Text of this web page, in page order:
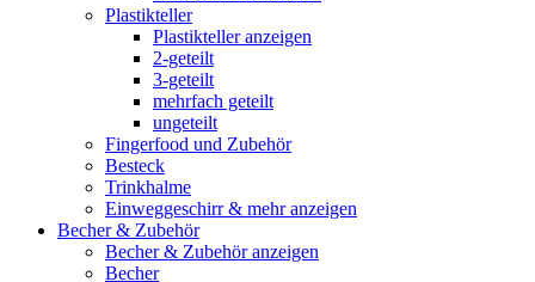
Plastikteller
Plastikteller anzeigen
2-geteilt
3-geteilt
mehrfach geteilt
ungeteilt
Fingerfood und Zubehör
Besteck
Trinkhalme
Einweggeschirr & mehr anzeigen
Becher & Zubehör
Becher & Zubehör anzeigen
Becher